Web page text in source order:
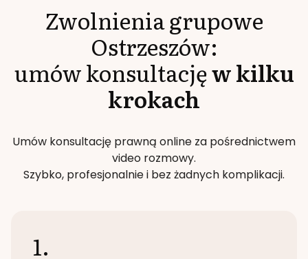
Zwolnienia grupowe
Ostrzeszów:
umów konsultacjęw kilku
krokach
Umów konsultację prawną online za pośrednictwem
video rozmowy.
Szybko, profesjonalnie i bez żadnych komplikacji.
1.